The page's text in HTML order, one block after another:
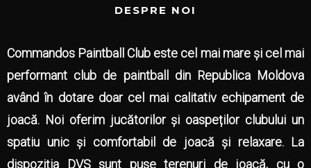
DESPRE NOI
Commandos Paintball Club este cel mai mare și cel mai
performant club de paintball din Republica Moldova
având în dotare doar cel mai calitativ echipament de
joacă. Noi oferim jucătorilor și oaspeților clubului un
spatiu unic și comfortabil de joacă și relaxare. La
dispoziția DVS sunt puse terenuri de joacă, cu o